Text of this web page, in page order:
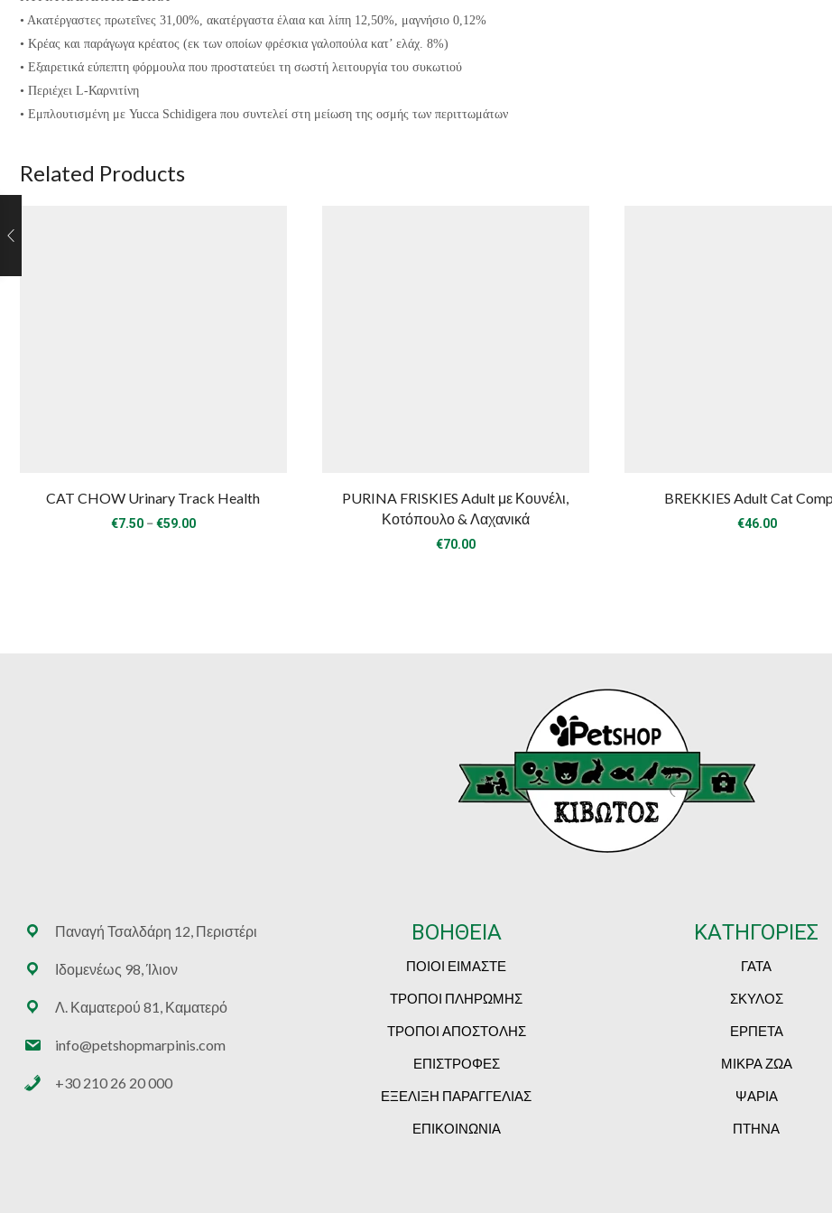
• Ακατέργαστες πρωτεΐνες 31,00%, ακατέργαστα έλαια και λίπη 12,50%, μαγνήσιο 0,12%
• Κρέας και παράγωγα κρέατος (εκ των οποίων φρέσκια γαλοπούλα κατ’ ελάχ. 8%)
• Εξαιρετικά εύπεπτη φόρμουλα που προστατεύει τη σωστή λειτουργία του συκωτιού
• Περιέχει L-Καρνιτίνη
• Εμπλουτισμένη με Yucca Schidigera που συντελεί στη μείωση της οσμής των περιττωμάτων
Related Products
CAT CHOW Urinary Track Health
€7.50 –€59.00Price
PURINA FRISKIES Adult με Κουνέλι,
Κοτόπουλο & Λαχανικά
€70.00
BREKKIES Adult Cat
€46.00
Παναγή Τσαλδάρη 12, Περιστέρι
Ιδομενέως 98, Ίλιον
Λ. Καματερού 81, Καματερό
info@petshopmarpinis.com
+30 210 26 20 000
ΒΟΗΘΕΙΑ
ΠΟΙΟΙ ΕΙΜΑΣΤΕ
ΤΡΟΠΟΙ ΠΛΗΡΩΜΗΣ
ΤΡΟΠΟΙ ΑΠΟΣΤΟΛΗΣ
ΕΠΙΣΤΡΟΦΕΣ
ΕΞΕΛΙΞΗ ΠΑΡΑΓΓΕΛΙΑΣ
ΕΠΙΚΟΙΝΩΝΙΑ
ΚΑΤΗΓΟΡΙΕΣ
ΓΑΤΑ
ΣΚΥΛΟΣ
ΕΡΠΕΤΑ
ΜΙΚΡΑ ΖΩΑ
ΨΑΡΙΑ
ΠΤΗΝΑ